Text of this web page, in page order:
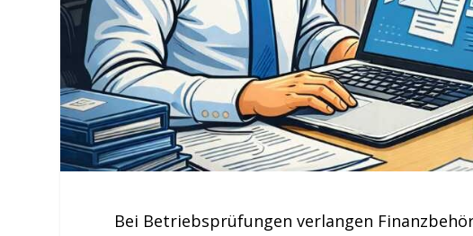
Bei Betriebsprüfungen verlangen